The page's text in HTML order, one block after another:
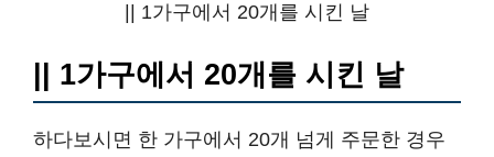
|| 1가구에서 20개를 시킨 날
|| 1가구에서 20개를 시킨 날
하다보시면 한 가구에서 20개 넘게 주문한 경우